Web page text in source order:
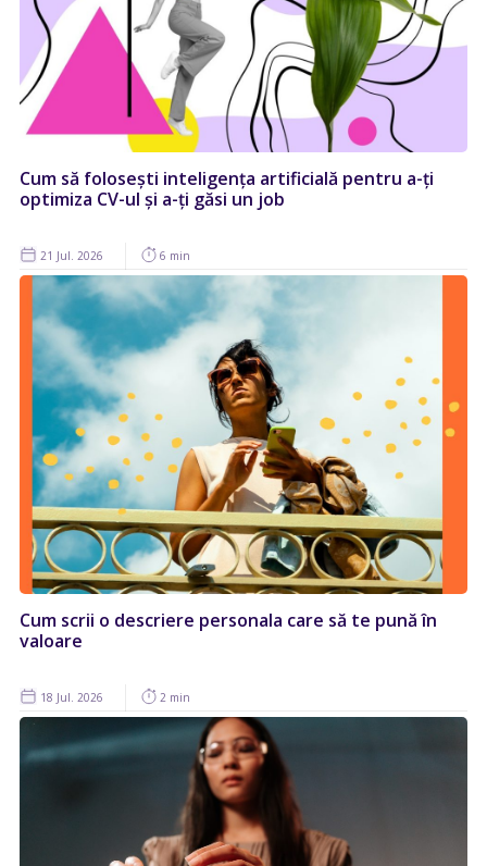
Cum să folosești inteligența artificială pentru a-ți
optimiza CV-ul și a-ți găsi un job
21 Jul. 2026 6 min
Cum scrii o descriere personala care să te pună în
valoare
18 Jul. 2026 2 min